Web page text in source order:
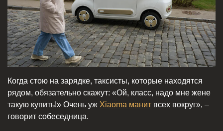
Когда стою на зарядке, таксисты, которые находятся
рядом, обязательно скажут: «Ой, класс, надо мне жене
такую купить!» Очень уж Xiaoma манит всех вокруг», –
говорит собеседница.